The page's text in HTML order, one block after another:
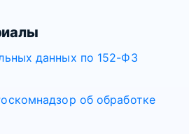
данных по 152-ФЗ
об обработке